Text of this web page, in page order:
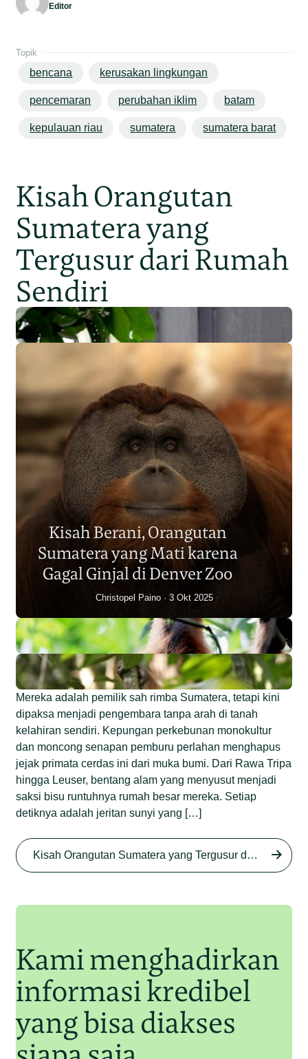
Editor
Topik
bencana kerusakan lingkungan
pencemaran perubahan iklim batam
kepulauan riau sumatera sumatera barat
Kisah Orangutan
Sumatera yang
Tergusur dari Rumah
Sendiri
Populasi Orangutan
Sumatera Berkurang 2.700
Individu dalam Satu Dekade?
Junaidi Hanafiah 14 Jul 2026
Kisah Berani, Orangutan
Sumatera yang Mati karena
Gagal Ginjal di Denver Zoo
Christopel Paino 3 Okt 2025
Sumatera di Rawa Tripa
Junaidi Hanafiah 27 Agu 2025
Begini Modus Perburuan
Mereka adalah pemilik sah rimba Sumatera, tetapi kini
dipaksa menjadi pengembara tanpa arah di tanah
kelahiran sendiri. Kepungan perkebunan monokultur
dan moncong senapan pemburu perlahan menghapus
jejak primata cerdas ini dari muka bumi. Dari Rawa Tripa
hingga Leuser, bentang alam yang menyusut menjadi
saksi bisu runtuhnya rumah besar mereka. Setiap
detiknya adalah jeritan sunyi yang […]
Kisah Orangutan Sumatera yang Tergusur dari Rumah Sendiri series
Kami menghadirkan
informasi kredibel
yang bisa diakses